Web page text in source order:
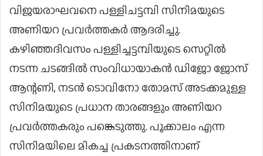
വിജയരാഘവനെ പള്ളിചട്ടമ്പി സിനിമയുടെ
അണിയറ പ്രവർത്തകർ ആദരിച്ചു.
കഴിഞ്ഞദിവസം പള്ളിച്ചട്ടമ്പിയുടെ സെറ്റിൽ
നടന്ന ചടങ്ങിൽ സംവിധായാകൻ ഡിജോ ജോസ്
ആന്റണി, നടൻ ടൊവിനോ തോമസ് അടക്കമുള്ള
സിനിമയുടെ പ്രധാന താരങ്ങളും അണിയറ
പ്രവർത്തകരും പങ്കെടുത്തു. പൂക്കാലം എന്ന
സിനിമയിലെ മികച്ച പ്രകടനത്തിനാണ്